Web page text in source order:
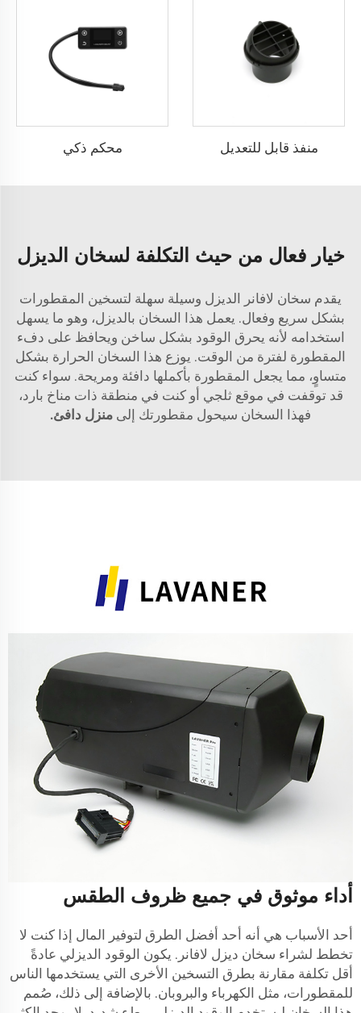
منفذ قابل للتعديل محكم ذكي
خيار فعال من حيث التكلفة لسخان الديزل
يقدم سخان لافانر الديزل وسيلة سهلة لتسخين المقطورات
بشكل سريع وفعال. يعمل هذا السخان بالديزل، وهو ما يسهل
استخدامه لأنه يحرق الوقود بشكل ساخن ويحافظ على دفء
المقطورة لفترة من الوقت. يوزع هذا السخان الحرارة بشكل
متساوٍ، مما يجعل المقطورة بأكملها دافئة ومريحة. سواء كنت
قد توقفت في موقع ثلجي أو كنت في منطقة ذات مناخ بارد،
فهذا السخان سيحول مقطورتك إلى منزل دافئ.
أداء موثوق في جميع ظروف الطقس
أحد الأسباب هي أنه أحد أفضل الطرق لتوفير المال إذا كنت لا
تخطط لشراء سخان ديزل لافانر. يكون الوقود الديزلي عادةً
أقل تكلفة مقارنة بطرق التسخين الأخرى التي يستخدمها الناس
للمقطورات، مثل الكهرباء والبروبان. بالإضافة إلى ذلك، صُمم